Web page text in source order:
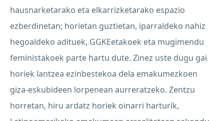
hausnarketarako eta elkarrizketarako espazio
ezberdinetan; horietan guztietan, iparraldeko nahiz
hegoaldeko adituek, GGKEetakoek eta mugimendu
feministakoek parte hartu dute. Zinez uste dugu gai
horiek lantzea ezinbestekoa dela emakumezkoen
giza-eskubideen lorpenean aurreratzeko. Zentzu
horretan, hiru ardatz horiek oinarri harturik,